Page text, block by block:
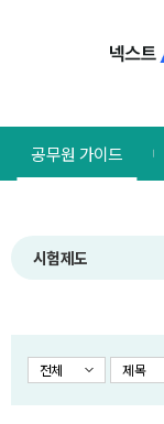
합격전략연구소
메뉴
공무원 가이드
시험제도
전체 제목